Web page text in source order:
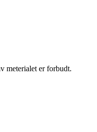
meterialet er forbudt.